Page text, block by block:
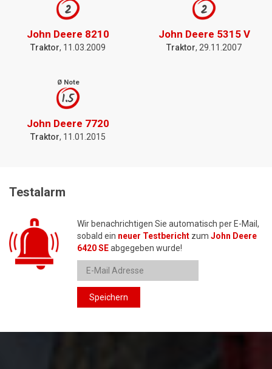
2
John Deere 8210
Traktor, 11.03.2009
2
John Deere 5315 V
Traktor, 29.11.2007
Ø Note
1.5
John Deere 7720
Traktor, 11.01.2015
Testalarm
Wir benachrichtigen Sie automatisch per E-Mail,
sobald ein neuer Testbericht zum John Deere
6420 SEabgegeben wurde!
Speichern